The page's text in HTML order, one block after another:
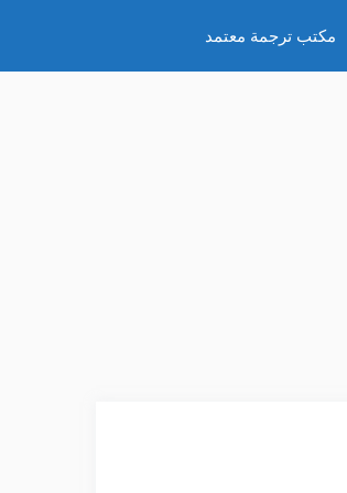
مكتب ترجمة معتمد